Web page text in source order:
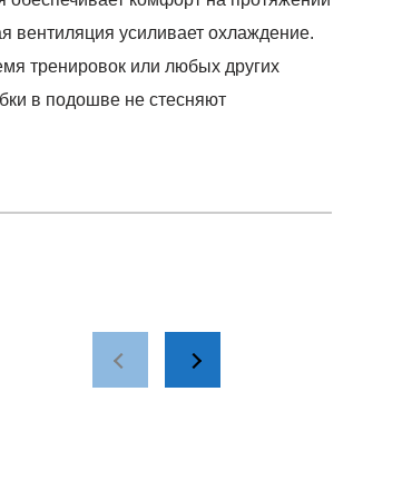
вентиляция усиливает охлаждение.
тренировок или любых других
в подошве не стесняют